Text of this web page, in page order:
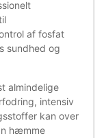
af fosfat
sundhed og
almindelige
intensiv
kan over
hæmme